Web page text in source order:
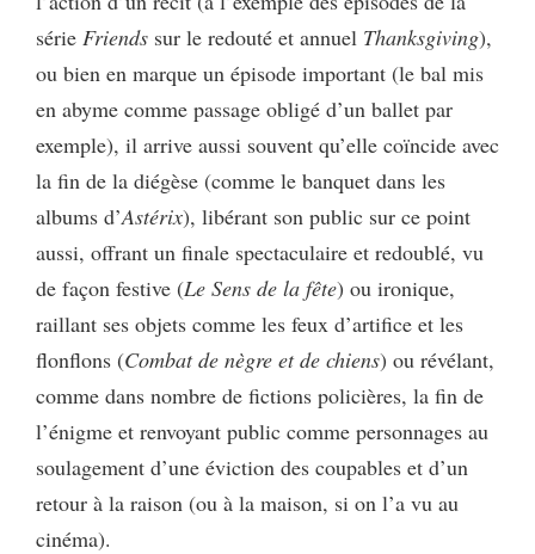
série Friends sur le redouté et annuel Thanksgiving),
ou bien en marque un épisode important (le bal mis
en abyme comme passage obligé d’un ballet par
exemple), il arrive aussi souvent qu’elle coïncide avec
la fin de la diégèse (comme le banquet dans les
albums d’Astérix), libérant son public sur ce point
aussi, offrant un finale spectaculaire et redoublé, vu
de façon festive (Le Sens de la fête) ou ironique,
raillant ses objets comme les feux d’artifice et les
flonflons (Combat de nègre et de chiens) ou révélant,
comme dans nombre de fictions policières, la fin de
l’énigme et renvoyant public comme personnages au
soulagement d’une éviction des coupables et d’un
retour à la raison (ou à la maison, si on l’a vu au
cinéma).